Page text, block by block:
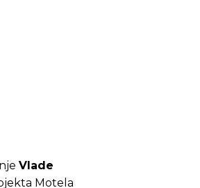
Vlade
Motela